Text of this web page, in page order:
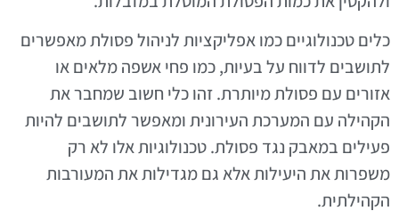
כלים טכנולוגיים כמו אפליקציות לניהול פסולת מאפשרים
לתושבים לדווח על בעיות, כמו פחי אשפה מלאים או
אזורים עם פסולת מיותרת. זהו כלי חשוב שמחבר את
הקהילה עם המערכת העירונית ומאפשר לתושבים להיות
פעילים במאבק נגד פסולת. טכנולוגיות אלו לא רק
משפרות את היעילות אלא גם מגדילות את המעורבות
הקהילתית.